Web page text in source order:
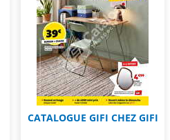
CATALOGUE GIFI CHEZ GIFI